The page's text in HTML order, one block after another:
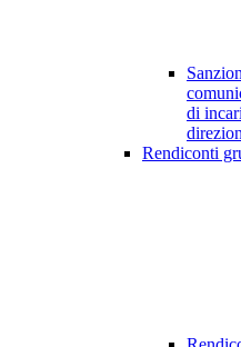
di
Rendiconti